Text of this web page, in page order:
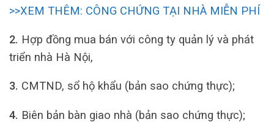
>>XEM THÊM: CÔNG CHỨNG TẠI NHÀ MIỄN PHÍ
2. Hợp đồng mua bán với công ty quản lý và phát
triển nhà Hà Nội,
3. CMTND, sổ hộ khẩu (bản sao chứng thực);
4. Biên bản bàn giao nhà (bản sao chứng thực);